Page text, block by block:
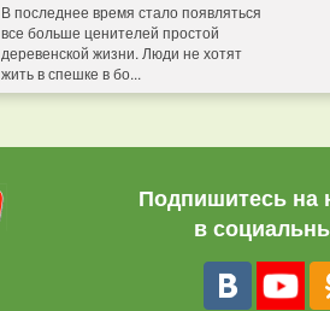
В последнее время стало появляться
все больше ценителей простой
деревенской жизни. Люди не хотят
жить в спешке в бо...
Подпишитесь на
в